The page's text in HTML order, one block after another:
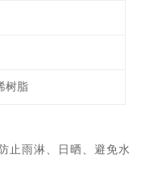
树脂
止雨淋、日晒、避免水